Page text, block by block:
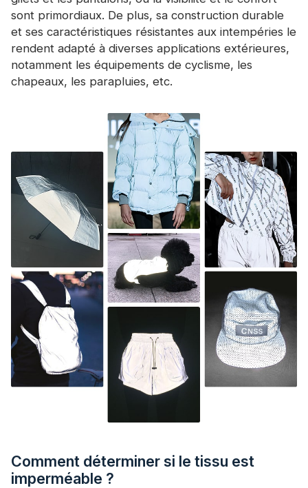
sont primordiaux. De plus, sa construction durable
et ses caractéristiques résistantes aux intempéries le
rendent adapté à diverses applications extérieures,
notamment les équipements de cyclisme, les
chapeaux, les parapluies, etc.
Comment déterminer si le tissu est
imperméable ?